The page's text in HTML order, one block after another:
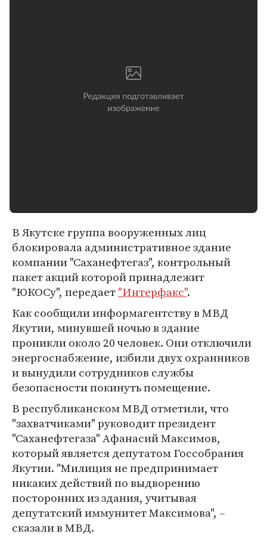
В Якутске группа вооруженных лиц
блокировала административное здание
компании "Саханефтегаз", контрольный
пакет акций которой принадлежит
"ЮКОСу", передает"Интерфакс".
Как сообщили информагентству в МВД
Якутии, минувшей ночью в здание
проникли около 20 человек. Они отключили
энергоснабжение, избили двух охранников
и вынудили сотрудников службы
безопасности покинуть помещение.
В республиканском МВД отметили, что
"захватчиками" руководит президент
"Саханефтегаза" Афанасий Максимов,
который является депутатом Госсобрания
Якутии. "Милиция не предпринимает
никаких действий по выдворению
посторонних из здания, учитывая
депутатский иммунитет Максимова", –
сказали в МВД.